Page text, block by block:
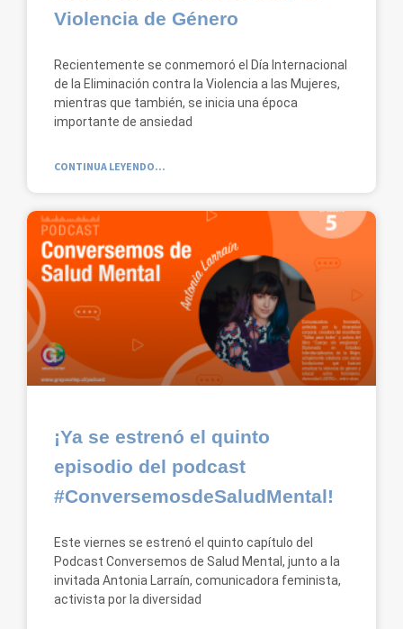
Violencia de Género
Recientemente se conmemoró el Día Internacional
de la Eliminación contra la Violencia a las Mujeres,
mientras que también, se inicia una época
importante de ansiedad
CONTINUA LEYENDO...
¡Ya se estrenó el quinto
episodio del podcast
#ConversemosdeSaludMental!
Este viernes se estrenó el quinto capítulo del
Podcast Conversemos de Salud Mental, junto a la
invitada Antonia Larraín, comunicadora feminista,
activista por la diversidad